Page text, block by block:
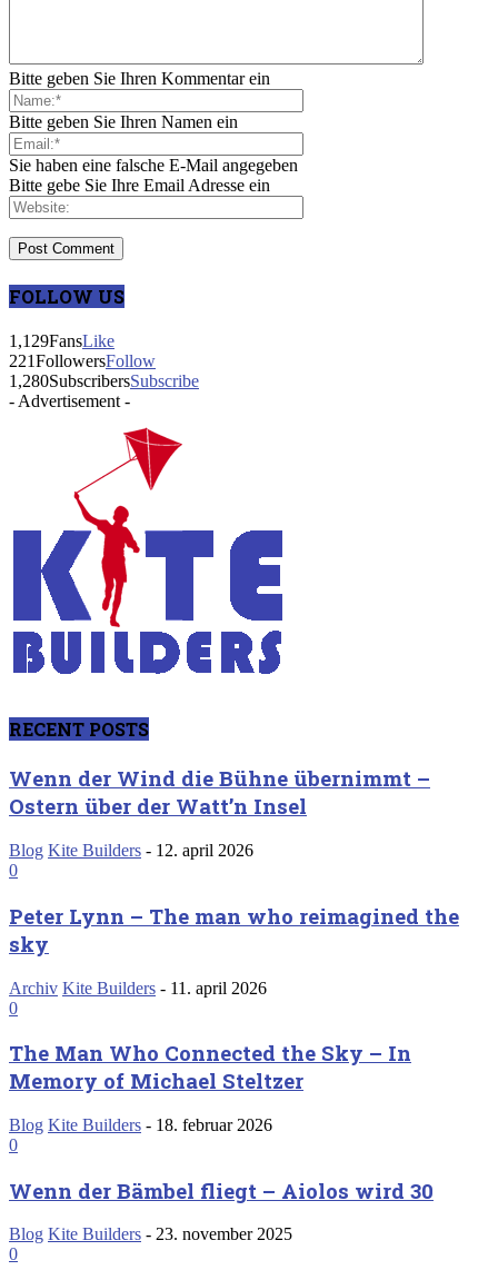
Bitte geben Sie Ihren Kommentar ein
Bitte geben Sie Ihren Namen ein
Sie haben eine falsche E-Mail angegeben
Bitte gebe Sie Ihre Email Adresse ein
FOLLOW US
1,129FansLike
221FollowersFollow
1,280SubscribersSubscribe
- Advertisement -
RECENT POSTS
Wenn der Wind die Bühne übernimmt –
Ostern über der Watt’n Insel
Blog Kite Builders - 12. april 2026
0
Peter Lynn – The man who reimagined the
sky
Archiv Kite Builders - 11. april 2026
0
The Man Who Connected the Sky – In
Memory of Michael Steltzer
Blog Kite Builders - 18. februar 2026
0
Wenn der Bämbel fliegt – Aiolos wird 30
Blog Kite Builders - 23. november 2025
0